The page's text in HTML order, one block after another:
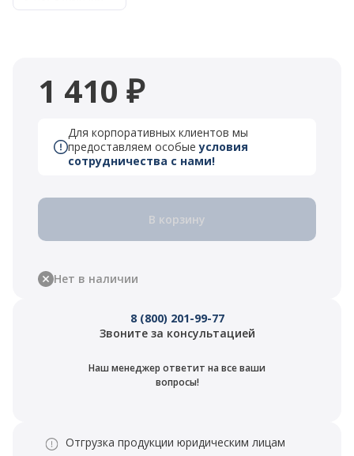
1 410 ₽
Для корпоративных клиентов мы
предоставляем особыеусловия
сотрудничества с нами!
В корзину
Нет в наличии
8 (800) 201-99-77
Звоните за консультацией
Наш менеджер ответит на все ваши
вопросы!
Отгрузка продукции юридическим лицам